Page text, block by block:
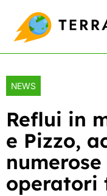
content
NEWS
Reflui in
e Pizzo,
operatori